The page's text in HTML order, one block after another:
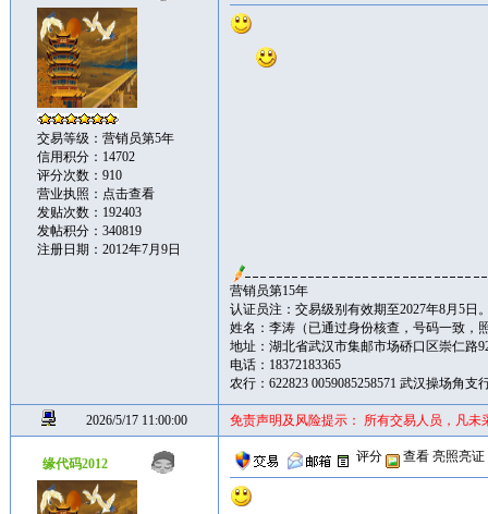
交易等级：营销员第5年
信用积分：14702
评分次数：910
营业执照： 点击查看
发贴次数：192403
发帖积分：340819
注册日期：2012年7月9日
营销员第15年
认证员注：交易级别有效期至2027年8月5日
姓名：李涛（已通过身份核查，号码一致，
地址：湖北省武汉市集邮市场硚口区崇仁路
电话：18372183365
农行：622823 0059085258571 武汉操场角支
2026/5/17 11:00:00 免责声明及风险提示： 所有交易人员，凡
缘代码2012 评分 查看 亮照亮证